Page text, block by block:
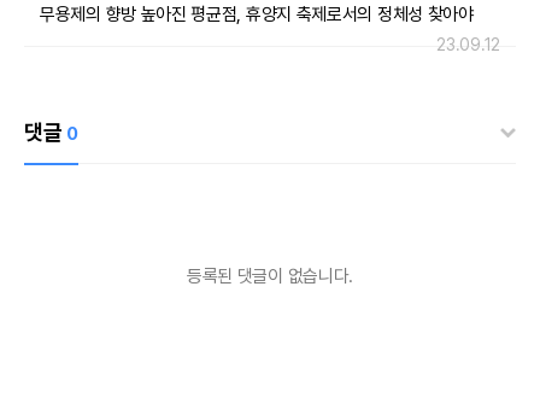
무용제의 향방 높아진 평균점, 휴양지 축제로서의 정체성 찾아야
23.09.12
댓글 0
등록된 댓글이 없습니다.